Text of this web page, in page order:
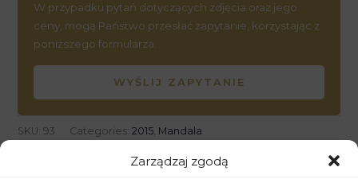
Zarządzaj zgodą
W przypadku pytań dotyczących zdjęcia oraz jego
ceny, mogą Państwo przesłać zapytanie, korzystając z
poniższego formularza.
WYŚLIJ ZAPYTANIE
SKU: 93 Categories: 2015, Mandala